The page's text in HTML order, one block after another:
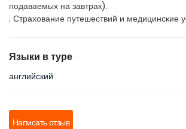
подаваемых на завтрак).
. Страхование путешествий и медицинские
Языки в туре
английский
Написать отзыв